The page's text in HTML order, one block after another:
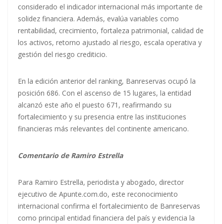
considerado el indicador internacional más importante de
solidez financiera. Además, evalúa variables como
rentabilidad, crecimiento, fortaleza patrimonial, calidad de
los activos, retorno ajustado al riesgo, escala operativa y
gestión del riesgo crediticio.
En la edición anterior del ranking, Banreservas ocupó la
posición 686. Con el ascenso de 15 lugares, la entidad
alcanzó este año el puesto 671, reafirmando su
fortalecimiento y su presencia entre las instituciones
financieras más relevantes del continente americano.
Comentario de Ramiro Estrella
Para Ramiro Estrella, periodista y abogado, director
ejecutivo de Apunte.com.do, este reconocimiento
internacional confirma el fortalecimiento de Banreservas
como principal entidad financiera del país y evidencia la